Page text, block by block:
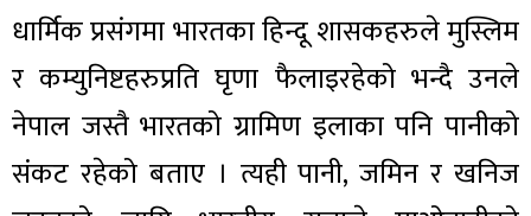
धार्मिक प्रसंगमा भारतका हिन्दू शासकहरुले मुस्लिम
र कम्युनिष्टहरुप्रति घृणा फैलाइरहेको भन्दै उनले
नेपाल जस्तै भारतको ग्रामिण इलाका पनि पानीको
संकट रहेको बताए । त्यही पानी, जमिन र खनिज